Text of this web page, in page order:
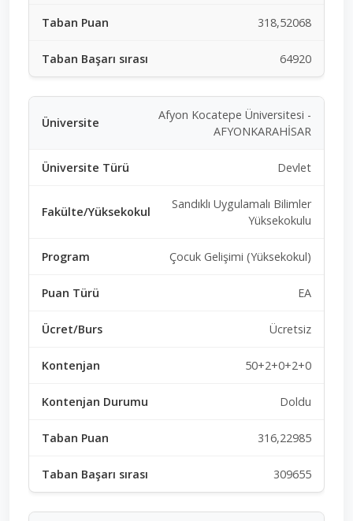
318,52068
64920
Afyon Kocatepe Üniversitesi -
AFYONKARAHİSAR
Devlet
Sandıklı Uygulamalı Bilimler
Yüksekokulu
Çocuk Gelişimi (Yüksekokul)
EA
Ücretsiz
50+2+0+2+0
Doldu
316,22985
309655